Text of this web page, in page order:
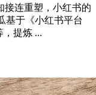
接连重塑，小红书的
基于《小红书平台
提炼 ...